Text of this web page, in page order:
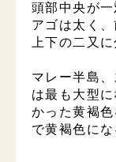
頭部中央が
アゴは太く
上下の二又
マレー半島
は最も大型
かった黄褐
で黄褐色にな